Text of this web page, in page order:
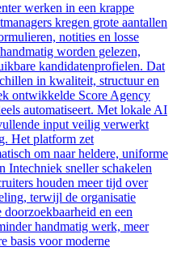
werken in een krappe
kregen grote aantallen
notities en losse
worden gelezen,
kandidatenprofielen. Dat
in kwaliteit, structuur en
ontwikkelde Score Agency
automatiseert. Met lokale AI
input veilig verwerkt
Het platform zet
om naar heldere, uniforme
Intechniek sneller schakelen
houden meer tijd over
terwijl de organisatie
en een
handmatig werk, meer
basis voor moderne